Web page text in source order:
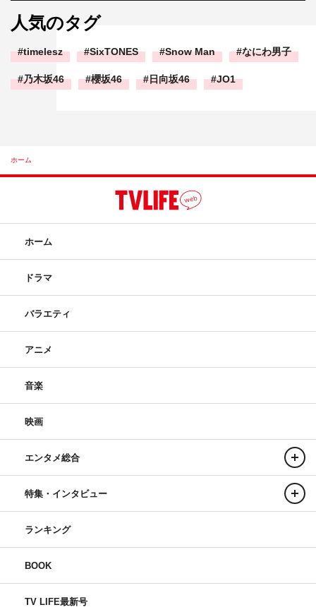
人気のタグ
timelesz SixTONES Snow Man なにわ男子
乃木坂46 櫻坂46 日向坂46 JO1
ホーム
ホーム
ドラマ
バラエティ
アニメ
音楽
映画
エンタメ総合
特集・インタビュー
ランキング
BOOK
TV LIFE最新号